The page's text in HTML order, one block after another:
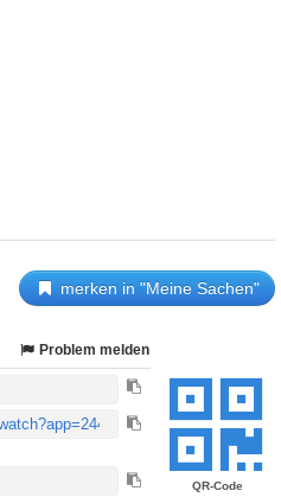
merken in "Meine Sachen"
QR-Code
Problem melden